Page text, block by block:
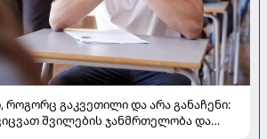
როგორც გაკვეთილი და არა განაჩენი:
შვილების ჯანმრთელობა და